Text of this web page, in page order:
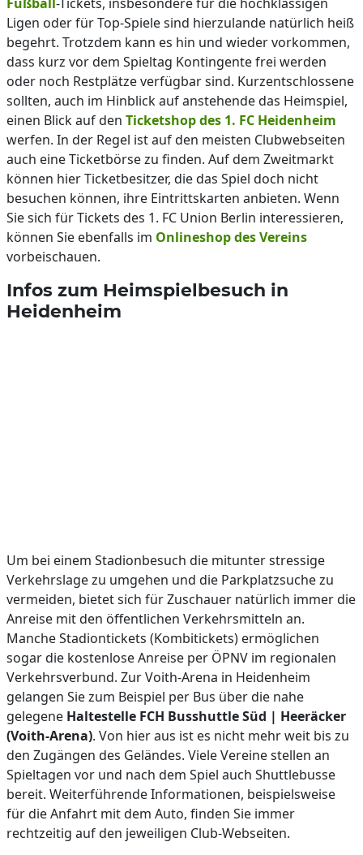
Ligen oder für Top-Spiele sind hierzulande natürlich heiß
begehrt. Trotzdem kann es hin und wieder vorkommen,
dass kurz vor dem Spieltag Kontingente frei werden
oder noch Restplätze verfügbar sind. Kurzentschlossene
sollten, auch im Hinblick auf anstehende das Heimspiel,
einen Blick auf den Ticketshop des 1. FC Heidenheim
werfen. In der Regel ist auf den meisten Clubwebseiten
auch eine Ticketbörse zu finden. Auf dem Zweitmarkt
können hier Ticketbesitzer, die das Spiel doch nicht
besuchen können, ihre Eintrittskarten anbieten. Wenn
Sie sich für Tickets des 1. FC Union Berlin interessieren,
können Sie ebenfalls im Onlineshop des Vereins
vorbeischauen.
Infos zum Heimspielbesuch in
Heidenheim
Um bei einem Stadionbesuch die mitunter stressige
Verkehrslage zu umgehen und die Parkplatzsuche zu
vermeiden, bietet sich für Zuschauer natürlich immer die
Anreise mit den öffentlichen Verkehrsmitteln an.
Manche Stadiontickets (Kombitickets) ermöglichen
sogar die kostenlose Anreise per ÖPNV im regionalen
Verkehrsverbund. Zur Voith-Arena in Heidenheim
gelangen Sie zum Beispiel per Bus über die nahe
gelegene Haltestelle FCH Busshuttle Süd | Heeräcker
(Voith-Arena). Von hier aus ist es nicht mehr weit bis zu
den Zugängen des Geländes. Viele Vereine stellen an
Spieltagen vor und nach dem Spiel auch Shuttlebusse
bereit. Weiterführende Informationen, beispielsweise
für die Anfahrt mit dem Auto, finden Sie immer
rechtzeitig auf den jeweiligen Club-Webseiten.